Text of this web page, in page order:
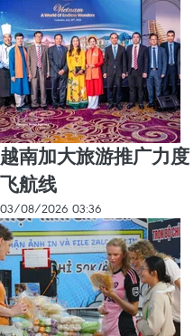
越南加大旅游推广力
飞航线
03/08/2026 03:36